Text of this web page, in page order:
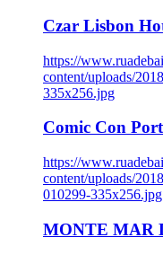
Czar Lisbon
https://
content/uploads/
335x256.jpg
Comic Con
https://
content/uploads/
010299-335x256.jpg
MONTE MAR